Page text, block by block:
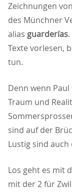
Zeichnungen
des Münchner
alias guarderías
Texte vorlesen,
tun.
Denn wenn
Traum und
sind auf der
Lustig sind auch
Los geht es mit
mit der 2 für